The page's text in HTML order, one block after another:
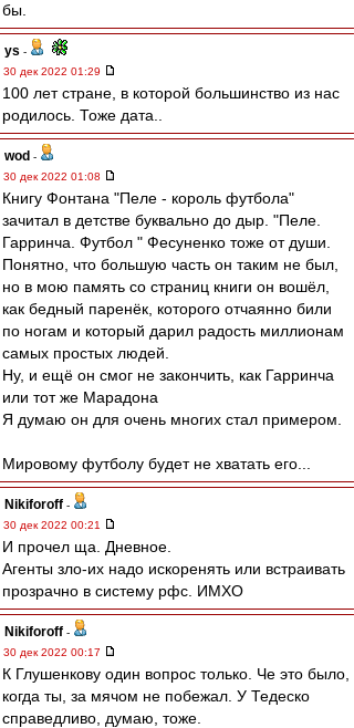
бы.
ys -
30 дек 2022 01:29
100 лет стране, в которой большинство из нас
родилось. Тоже дата..
wod -
30 дек 2022 01:08
Книгу Фонтана "Пеле - король футбола"
зачитал в детстве буквально до дыр. "Пеле.
Гарринча. Футбол " Фесуненко тоже от души.
Понятно, что большую часть он таким не был,
но в мою память со страниц книги он вошёл,
как бедный паренёк, которого отчаянно били
по ногам и который дарил радость миллионам
самых простых людей.
Ну, и ещё он смог не закончить, как Гарринча
или тот же Марадона
Я думаю он для очень многих стал примером.
Мировому футболу будет не хватать его...
Nikiforoff -
30 дек 2022 00:21
И прочел ща. Дневное.
Агенты зло-их надо искоренять или встраивать
прозрачно в систему рфс. ИМХО
Nikiforoff -
30 дек 2022 00:17
К Глушенкову один вопрос только. Че это было,
когда ты, за мячом не побежал. У Тедеско
справедливо, думаю, тоже.